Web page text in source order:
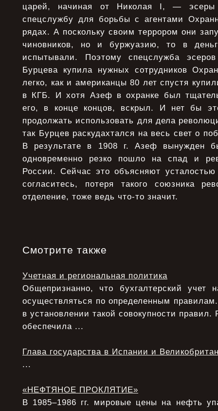
царей, начиная от Николая I, — эсеры
спецслужбу для борьбы с агентами
рядах. А поскольку своим террором они
чиновников, но и буржуазию, то в
испытывали. Поэтому спецслужба
Бурцева купила нужных сотрудников
легко, как и американцы 80 лет спустя
в КГБ. И хотя Азеф в охранке был
его, в конце концов, вскрыл. И нет бы
продолжать использовать для дела
так Бурцев раскудахтался на весь свет о
В результате в 1908 г. Азеф вынужден
одновременно резко пошло на спад и
России. Сейчас это объясняют
согласитесь, потеря такого союзника
отделение, тоже ведь что-то значит.
Смотрите также
Учетная и региональная политика
Общепризнанно, что бухгалтерский учет
осуществляться по определенным
в установлении такой совокупности
обеспечила ...
Глава государства в Испании и
...
«НЕФТЯНОЕ ПРОКЛЯТИЕ»
В 1985–1986 гг. мировые цены на нефть